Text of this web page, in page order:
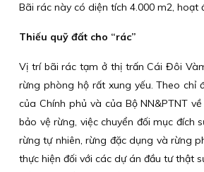
Bãi rác này có diện tích 4.000 m2, hoạt
Thiếu quỹ đất cho “rác”
Vị trí bãi rác tạm ở thị trấn Cái Đôi
rừng phòng hộ rất xung yếu. Theo chỉ
của Chính phủ và của Bộ NN&PTNT
bảo vệ rừng, việc chuyển đối mục đích
rừng tự nhiên, rừng đặc dụng và rừng
thực hiện đối với các dự án đầu tư thật